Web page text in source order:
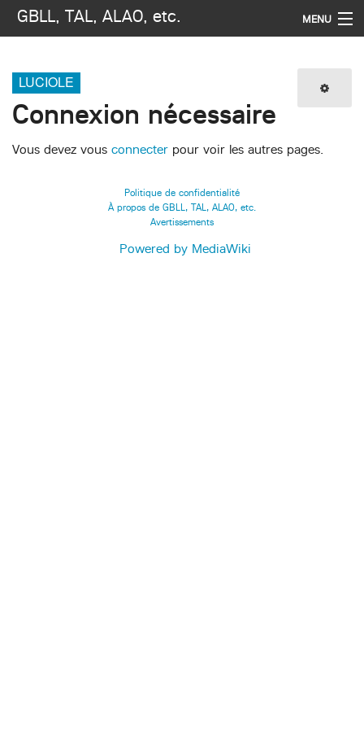
GBLL, TAL, ALAO, etc. MENU
Imprimer / exporter
LUCIOLE
Connexion nécessaire
Vous devez vous connecter pour voir les autres pages.
Politique de confidentialité
À propos de GBLL, TAL, ALAO, etc.
Avertissements
Powered by MediaWiki